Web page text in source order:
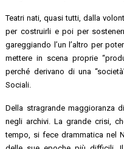
Teatri nati, quasi tutti, dalla
per costruirli e poi per
gareggiando l’un l’altro per
mettere in scena proprie
perché derivano di una
Sociali.
Della stragrande maggioranza
negli archivi. La grande crisi,
tempo, si fece drammatica nel